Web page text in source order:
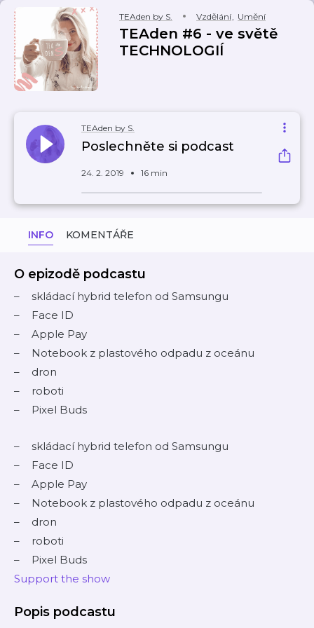
TEAden by S. Vzdělání, Umění
TEAden #6 - ve světě
TECHNOLOGIÍ
TEAden by S.
Poslechněte si podcast
24. 2. 2019 16 min
INFO KOMENTÁŘE
O epizodě podcastu
skládací hybrid telefon od Samsungu
Face ID
Apple Pay
Notebook z plastového odpadu z oceánu
dron
roboti
Pixel Buds
skládací hybrid telefon od Samsungu
Face ID
Apple Pay
Notebook z plastového odpadu z oceánu
dron
roboti
Pixel Buds
Support the show
Popis podcastu